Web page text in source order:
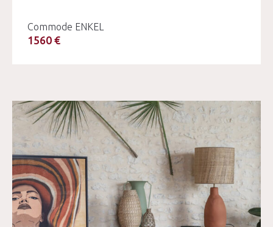
Commode ENKEL
1560 €